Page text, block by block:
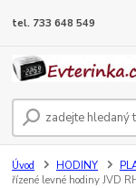
tel. 733 648 549
Úvod HODINY
řízené levné hodiny JVD